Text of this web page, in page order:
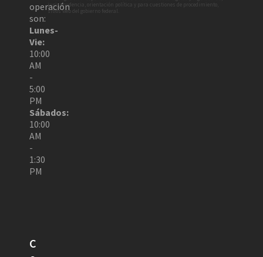
jurisprudencia, orientación política y para cuestiones de procedimiento,
sitios web del gobierno federal.
operación
son:
Lunes-
Vie:
10:00
AM
-
5:00
PM
Sábados:
10:00
AM
-
1:30
PM
C